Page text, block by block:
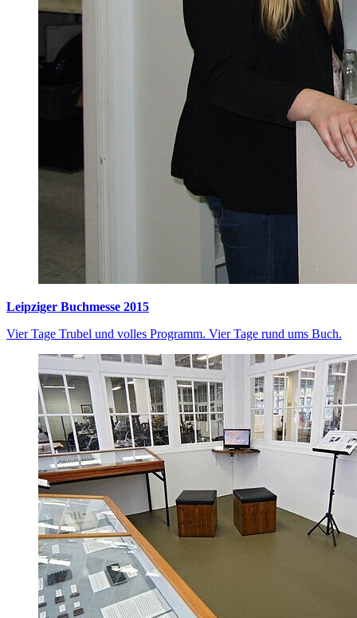
Leipziger Buchmesse 2015
Vier Tage Trubel und volles Programm. Vier Tage rund ums Buch.